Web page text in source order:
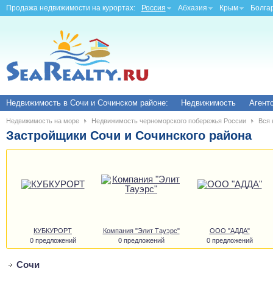
Продажа недвижимости на курортах: Россия Абхазия Крым
Недвижимость в Сочи и Сочинском районе: Недвижимость
Недвижимость на море Недвижимость черноморского побережья России Вся
Застройщики Сочи и Сочинского района
КУБКУРОРТ
0 предложений
Компания "Элит Тауэрс"
0 предложений
ООО "АДДА"
0 предложений
Сочи